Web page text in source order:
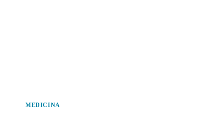
MEDICINA